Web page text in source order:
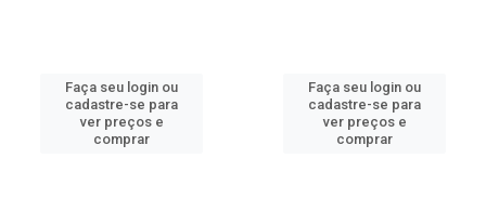
Faça seu login ou
cadastre-se para
ver preços e
comprar
Faça seu login ou
cadastre-se para
ver preços e
comprar